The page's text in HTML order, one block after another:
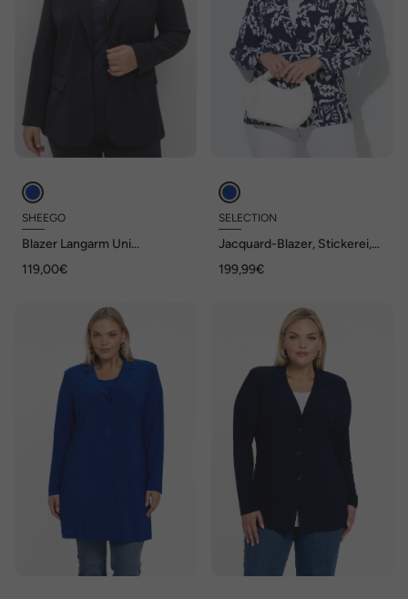
SHEEGO
Blazer Langarm Uni
119,00€
SELECTION
Jacquard-Blazer, Stickerei,
Knopfverschluss
199,99€